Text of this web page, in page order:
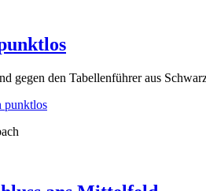
gegen den Tabellenführer aus
punktlos